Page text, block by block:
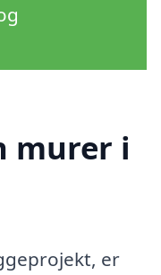
murer i
er